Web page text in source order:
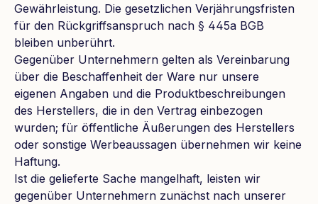
Gewährleistung. Die gesetzlichen Verjährungsfristen
für den Rückgriffsanspruch nach § 445a BGB
bleiben unberührt.
Gegenüber Unternehmern gelten als Vereinbarung
über die Beschaffenheit der Ware nur unsere
eigenen Angaben und die Produktbeschreibungen
des Herstellers, die in den Vertrag einbezogen
wurden; für öffentliche Äußerungen des Herstellers
oder sonstige Werbeaussagen übernehmen wir keine
Haftung.
Ist die gelieferte Sache mangelhaft, leisten wir
gegenüber Unternehmern zunächst nach unserer